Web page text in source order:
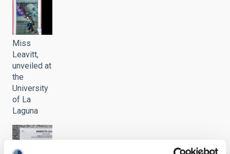
Miss
Leavitt,
unveiled at
the
University
of La
Laguna